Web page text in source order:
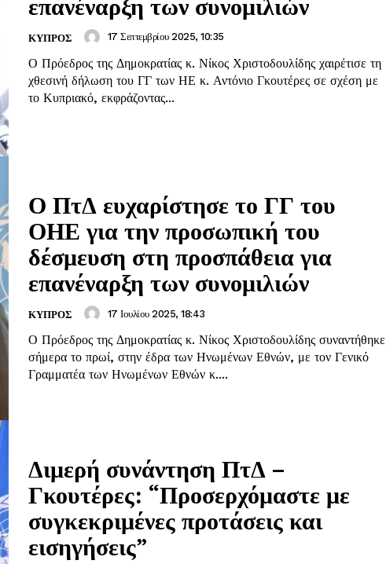
ΚΥΠΡΟΣ 17 Σεπτεμβρίου 2025, 10:35
Ο Πρόεδρος της Δημοκρατίας κ. Νίκος Χριστοδουλίδης χαιρέτισε τη
χθεσινή δήλωση του ΓΓ των ΗΕ κ. Αντόνιο Γκουτέρες σε σχέση με
το Κυπριακό, εκφράζοντας...
Ο ΠτΔ ευχαρίστησε το ΓΓ του
ΟΗΕ για την προσωπική του
δέσμευση στη προσπάθεια για
επανέναρξη των συνομιλιών
ΚΥΠΡΟΣ 17 Ιουλίου 2025, 18:43
Ο Πρόεδρος της Δημοκρατίας κ. Νίκος Χριστοδουλίδης συναντήθηκε
σήμερα το πρωί, στην έδρα των Ηνωμένων Εθνών, με τον Γενικό
Γραμματέα των Ηνωμένων Εθνών κ....
Διμερή συνάντηση ΠτΔ –
Γκουτέρες: “Προσερχόμαστε με
συγκεκριμένες προτάσεις και
εισηγήσεις”